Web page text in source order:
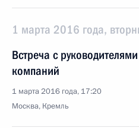
1 марта 2016 года,
Встреча с
компаний
1 марта 2016 года, 17:20
Москва, Кремль